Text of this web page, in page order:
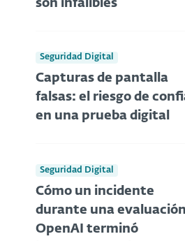
son infalibles
Seguridad Digital
Capturas de pantalla
falsas: el riesgo de
en una prueba digital
Seguridad Digital
Cómo un incidente
durante una
OpenAI terminó